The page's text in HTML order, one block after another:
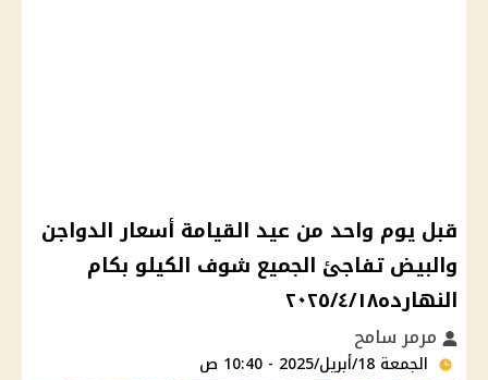
قبل يوم واحد من عيد القيامة أسعار الدواجن
والبيض تفاجئ الجميع شوف الكيلو بكام
النهارده٢٠٢٥/٤/١٨
مرمر سامح
الجمعة 18/أبريل/2025 - 10:40 ص